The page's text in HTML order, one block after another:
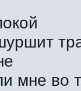
мне во